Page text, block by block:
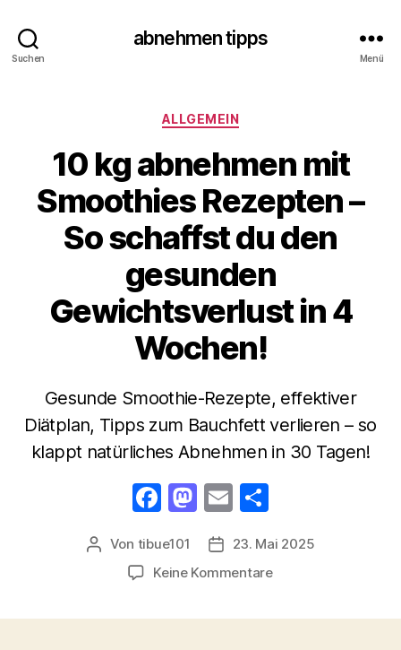
Suchen
abnehmen tipps
Menü
Kategorien
ALLGEMEIN
10 kg abnehmen mit
Smoothies Rezepten –
So schaffst du den
gesunden
Gewichtsverlust in 4
Wochen!
Gesunde Smoothie-Rezepte, effektiver
Diätplan, Tipps zum Bauchfett verlieren – so
klappt natürliches Abnehmen in 30 Tagen!
F
c
e
b
M
st
o
d
E
ail le
Beitragsautor
Von tibue101 Veröffentlichungsdatum
23. Mai 2025
Keine Kommentarezu